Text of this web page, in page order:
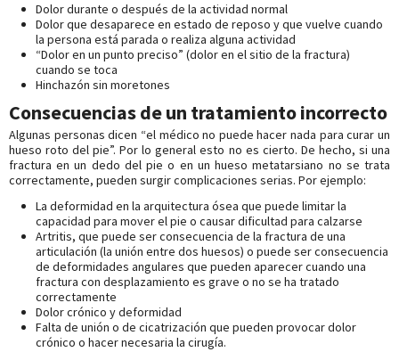
Dolor durante o después de la actividad normal
Dolor que desaparece en estado de reposo y que vuelve cuando
la persona está parada o realiza alguna actividad
“Dolor en un punto preciso” (dolor en el sitio de la fractura)
cuando se toca
Hinchazón sin moretones
Consecuencias de un tratamiento incorrecto
Algunas personas dicen “el médico no puede hacer nada para curar un
hueso roto del pie”. Por lo general esto no es cierto. De hecho, si una
fractura en un dedo del pie o en un hueso metatarsiano no se trata
correctamente, pueden surgir complicaciones serias. Por ejemplo:
La deformidad en la arquitectura ósea que puede limitar la
capacidad para mover el pie o causar dificultad para calzarse
Artritis, que puede ser consecuencia de la fractura de una
articulación (la unión entre dos huesos) o puede ser consecuencia
de deformidades angulares que pueden aparecer cuando una
fractura con desplazamiento es grave o no se ha tratado
correctamente
Dolor crónico y deformidad
Falta de unión o de cicatrización que pueden provocar dolor
crónico o hacer necesaria la cirugía.